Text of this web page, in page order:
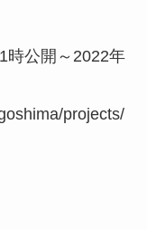
時公開～2022年
projects/